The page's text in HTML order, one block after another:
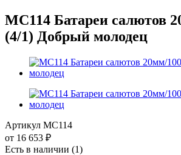
MC114 Батареи салютов
(4/1) Добрый молодец
Артикул MC114
от 16 653 ₽
Есть в наличии (1)